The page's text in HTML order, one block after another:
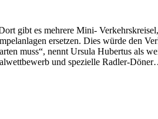
gibt es mehrere Mini-
ersetzen. Dies würde den
muss“, nennt Ursula Hubertus als
und spezielle Radler-